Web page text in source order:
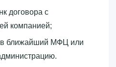
договора с
компанией;
в ближайший МФЦ или